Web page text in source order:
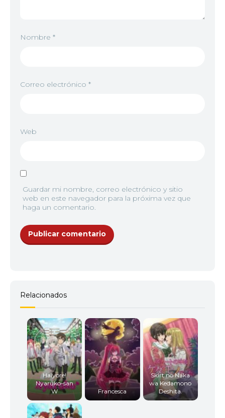
Nombre *
Correo electrónico *
Web
Guardar mi nombre, correo electrónico y sitio
web en este navegador para la próxima vez que
haga un comentario.
Relacionados
Haiyore!
Nyaruko-san
W
Francesca
Skirt no Naka
wa Kedamono
Deshita.